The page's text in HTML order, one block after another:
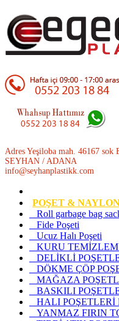
Adres Yeşiloba mah. 46167
SEYHAN / ADANA
info@seyhanplastikk.com
POŞET &
Roll garbage bag
Fide Poşeti
Ucuz Halı Poşeti
KURU
DELİKLİ
DÖKME ÇÖP
MAĞAZA
BASKILI
HALI
YANMAZ FIRIN